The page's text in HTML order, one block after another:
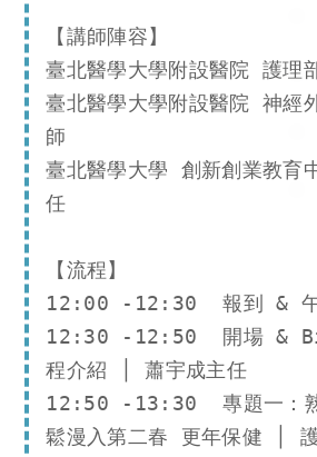
【講師陣容】
臺北醫學大學附設醫院 護理
臺北醫學大學附設醫院 神經
師
臺北醫學大學 創新創業教育
任
【流程】
12:00 -12:30  報到 & 午
12:30 -12:50  開場 &
程介紹 │ 蕭宇成主任
12:50 -13:30  專題一：
鬆漫入第二春 更年保健 │